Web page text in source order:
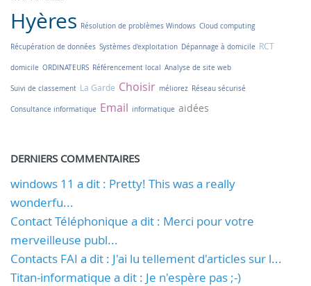
Hyères Résolution de problèmes Windows Cloud computing
Récupération de données Systèmes d'exploitation Dépannage à domicile RCT
domicile ORDINATEURS Référencement local Analyse de site web
Suivi de classement La Garde Choisir méliorez Réseau sécurisé
Consultance informatique Email informatique aidées
DERNIERS COMMENTAIRES
windows 11 a dit : Pretty! This was a really
wonderfu...
Contact Téléphonique a dit : Merci pour votre
merveilleuse publ...
Contacts FAI a dit : J'ai lu tellement d'articles sur l...
Titan-informatique a dit : Je n'espère pas ;-)